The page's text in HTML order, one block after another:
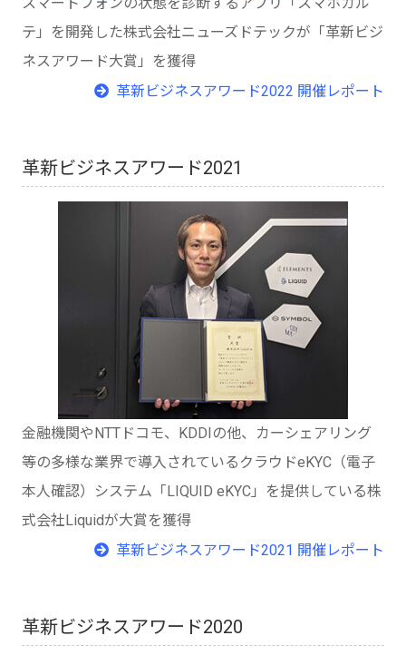
テ」を開発した株式会社ニューズドテックが「革新ビジ
ネスアワード大賞」を獲得
革新ビジネスアワード2022 開催レポート
革新ビジネスアワード2021
金融機関やNTTドコモ、KDDIの他、カーシェアリング
等の多様な業界で導入されているクラウドeKYC（電子
本人確認）システム「LIQUID eKYC」を提供している株
式会社Liquidが大賞を獲得
革新ビジネスアワード2021 開催レポート
革新ビジネスアワード2020